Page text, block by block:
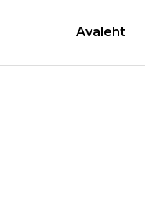
Avaleht